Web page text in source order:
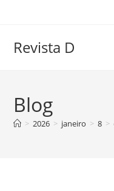
conteúdo
Revista D
Blog
> 2026 > janeiro > 8 >